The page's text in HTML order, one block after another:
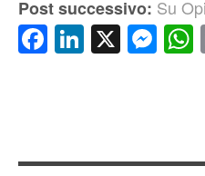
Post successivo: Su
Facebook
LinkedIn
X